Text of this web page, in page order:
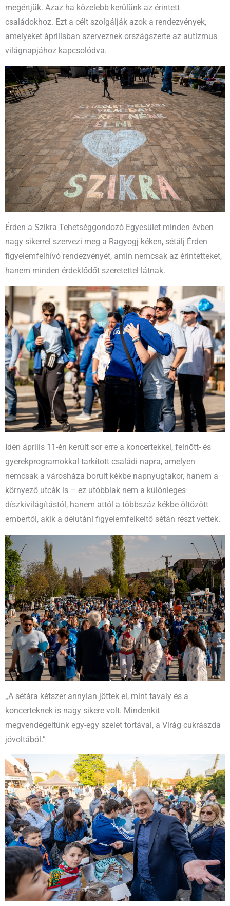
megértjük. Azaz ha közelebb kerülünk az érintett
családokhoz. Ezt a célt szolgálják azok a rendezvények,
amelyeket áprilisban szerveznek országszerte az autizmus
világnapjához kapcsolódva.
Érden a Szikra Tehetséggondozó Egyesület minden évben
nagy sikerrel szervezi meg a Ragyogj kéken, sétálj Érden
figyelemfelhívó rendezvényét, amin nemcsak az érintetteket,
hanem minden érdeklődőt szeretettel látnak.
Idén április 11-én került sor erre a koncertekkel, felnőtt- és
gyerekprogramokkal tarkított családi napra, amelyen
nemcsak a városháza borult kékbe napnyugtakor, hanem a
környező utcák is – ez utóbbiak nem a különleges
díszkivilágítástól, hanem attól a többszáz kékbe öltözött
embertől, akik a délutáni figyelemfelkeltő sétán részt vettek.
„A sétára kétszer annyian jöttek el, mint tavaly és a
koncerteknek is nagy sikere volt. Mindenkit
megvendégeltünk egy-egy szelet tortával, a Virág cukrászda
jóvoltából.”